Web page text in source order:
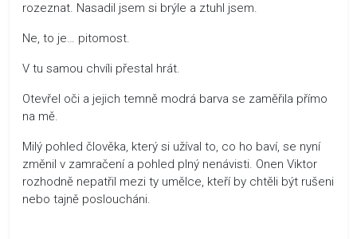
rozeznat. Nasadil jsem si brýle a ztuhl jsem.
Ne, to je… pitomost.
V tu samou chvíli přestal hrát.
Otevřel oči a jejich temně modrá barva se zaměřila přímo
na mě.
Milý pohled člověka, který si užíval to, co ho baví, se nyní
změnil v zamračení a pohled plný nenávisti. Onen Viktor
rozhodně nepatřil mezi ty umělce, kteří by chtěli být rušeni
nebo tajně posloucháni.